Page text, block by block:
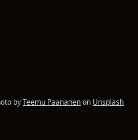
byTeemu Paananenon Unsplash